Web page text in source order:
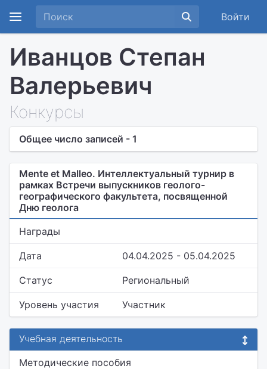
Войти
Иванцов Степан
Валерьевич
Конкурсы
Общее число записей - 1
Mente et Malleo. Интеллектуальный турнир в
рамках Встречи выпускников геолого-
географического факультета, посвященной
Дню геолога
Награды
Дата 04.04.2025 - 05.04.2025
Статус Региональный
Уровень участия Участник
Учебная деятельность
Методические пособия